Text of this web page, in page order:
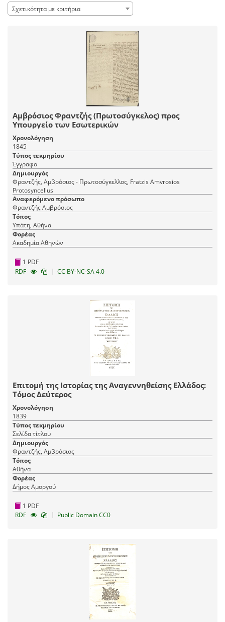
Σχετικότητα με κριτήρια
Αμβρόσιος Φραντζής (Πρωτοσύγκελος) προς
Υπουργείο των Εσωτερικών
Χρονολόγηση
1845
Τύπος τεκμηρίου
Έγγραφο
Δημιουργός
Φραντζής, Αμβρόσιος - Πρωτοσύγκελλος, Fratzis Amvrosios
Protosyncellus
Αναφερόμενο πρόσωπο
Φραντζής Αμβρόσιος
Τόπος
Υπάτη, Αθήνα
Φορέας
Ακαδημία Αθηνών
1 PDF
RDF
| CC BY-NC-SA 4.0
Επιτομή της Ιστορίας της Αναγεννηθείσης Ελλάδος:
Τόμος Δεύτερος
Χρονολόγηση
1839
Τύπος τεκμηρίου
Σελίδα τίτλου
Δημιουργός
Φραντζής, Αμβρόσιος
Τόπος
Αθήνα
Φορέας
Δήμος Αμοργού
1 PDF
RDF
| Public Domain CC0